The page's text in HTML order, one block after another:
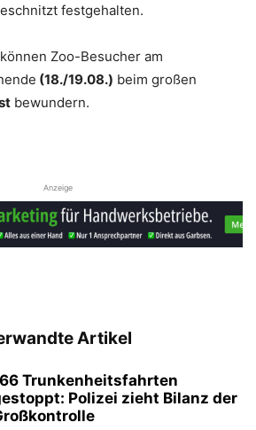
festgehalten.
Zoo-Besucher am
(18./19.08.) beim großen
bewundern.
Anzeige
Artikel
Trunkenheitsfahrten
Polizei zieht Bilanz der